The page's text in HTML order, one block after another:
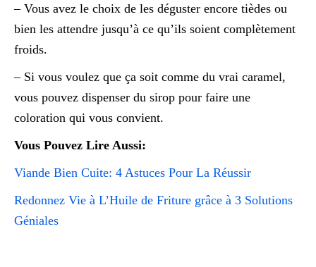
– Vous avez le choix de les déguster encore tièdes ou
bien les attendre jusqu’à ce qu’ils soient complètement
froids.
– Si vous voulez que ça soit comme du vrai caramel,
vous pouvez dispenser du sirop pour faire une
coloration qui vous convient.
Vous Pouvez Lire Aussi:
Viande Bien Cuite: 4 Astuces Pour La Réussir
Redonnez Vie à L’Huile de Friture grâce à 3 Solutions
Géniales